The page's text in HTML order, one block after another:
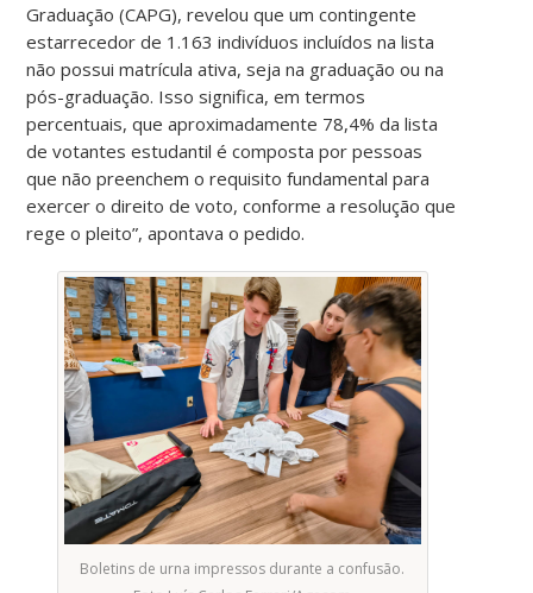
Graduação (CAPG), revelou que um contingente
estarrecedor de 1.163 indivíduos incluídos na lista
não possui matrícula ativa, seja na graduação ou na
pós-graduação. Isso significa, em termos
percentuais, que aproximadamente 78,4% da lista
de votantes estudantil é composta por pessoas
que não preenchem o requisito fundamental para
exercer o direito de voto, conforme a resolução que
rege o pleito”, apontava o pedido.
Boletins de urna impressos durante a confusão.